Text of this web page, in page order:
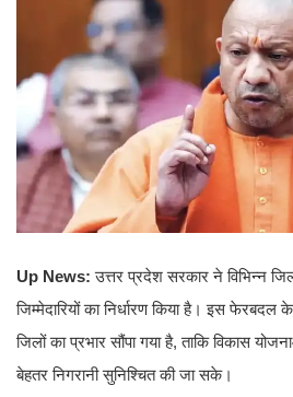
Up News:उत्तर प्रदेश सरकार ने विभिन्न
जिम्मेदारियों का निर्धारण किया है। इस फेरबदल
जिलों का प्रभार सौंपा गया है, ताकि विकास
बेहतर निगरानी सुनिश्चित की जा सके।